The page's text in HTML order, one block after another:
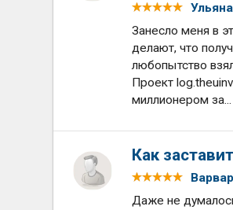
Ульяна
Занесло меня в
делают, что
любопытство
Проект
миллионером
Как
Даже не